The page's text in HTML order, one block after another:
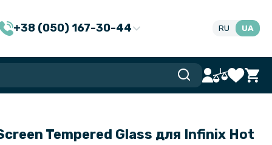
+38 (050) 167-30-44 RU UA
Tempered Glass для Infinix Hot